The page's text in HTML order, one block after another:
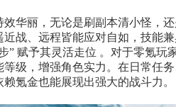
华丽，无论是刷副本清小怪，
战、远程皆能应对自如，技能
” 赋予其灵活走位 。对于零氪玩
等级，增强角色实力。在日常任
氪金也能展现出强大的战斗力。